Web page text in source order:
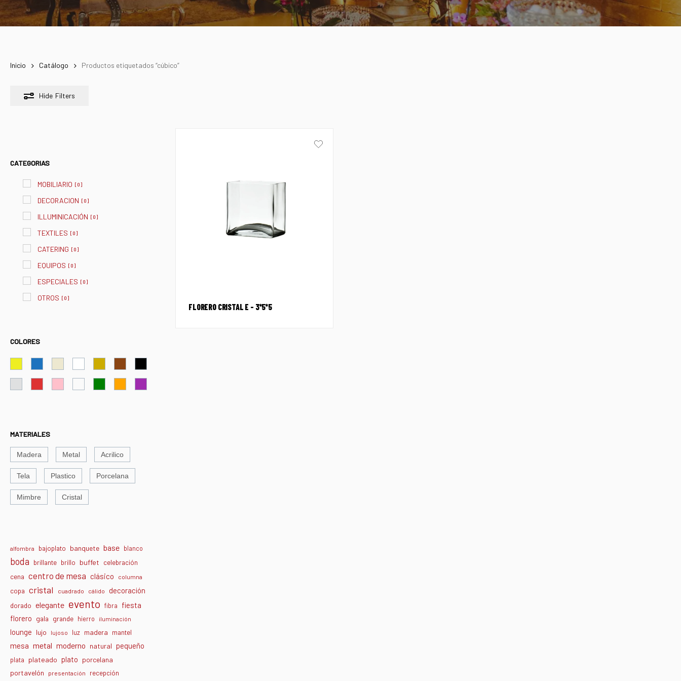
Inicio Catálogo Productos etiquetados “cúbico”
Hide Filters
CATEGORIAS
MOBILIARIO [0]
DECORACION [0]
ILLUMINICACIÓN [0]
TEXTILES [0]
CATERING [0]
EQUIPOS [0]
ESPECIALES [0]
OTROS [0]
COLORES
MATERIALES
Madera Metal Acrilico
Tela Plastico Porcelana
Mimbre Cristal
alfombra bajoplato banquete base blanco
boda brillante brillo buffet celebración
cena centro de mesa clásico columna
copa cristal cuadrado cálido decoración
dorado elegante evento fibra fiesta
florero gala grande hierro iluminación
lounge lujo lujoso luz madera mantel
mesa metal moderno natural pequeño
plata plateado plato porcelana
portavelón
presentación recepción
FLORERO CRISTAL E – 3*5*5